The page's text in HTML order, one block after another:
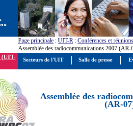
Page principale : UIT-R : Conférences et réunions
Assemblée des radiocommunications 2007 (AR-
(UIT-
Assemblée des
(AR-
Secteurs de l'UIT Salle de presse